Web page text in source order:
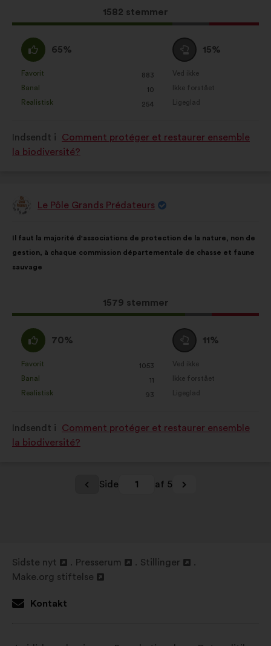
Dette
forslag
1582 stemmer
Enig
:
65%
som:
Favorit
: 883
gang
Banal
: 10
gang
Realistisk
: 254
gang
Neutral
:
15%
som:
Ved ikke
:gang
Ikke forstået
:gang
Ligeglad
:gang
Indsendt i
Comment protéger et restaurer ensemble
la biodiversité?
Forslag
Le Pôle Grands Prédateurs
indhold:
Il faut la majorité d'associations de protection de la nature, non de
gestion, à chaque commission départementale de chasse et faune
sauvage
Dette
forslag
1579 stemmer
følgende
fordeling:
Enig
:
70%
som:
Favorit
: 1053
gang
Banal
: 11
gang
Realistisk
: 93
gang
Neutral
:
11%
som:
Ved ikke
:gang
Ikke forstået
:gang
Ligeglad
:gang
Indsendt i
Comment protéger et restaurer ensemble
la biodiversité?
Side 1 af 5
Sidste nyt
en
Presserum Stillinger
Åbnes
Make.org stiftelse
i
fane
Kontakt